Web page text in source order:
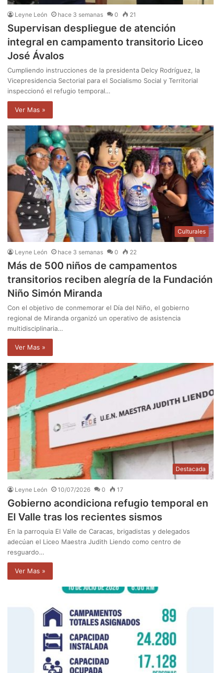
Leyne León hace 3 semanas 0 21
Supervisan despliegue de atención
integral en campamento transitorio Liceo
José Ávalos
Cumpliendo instrucciones de la presidenta Delcy Rodríguez, la
Vicepresidencia Sectorial para el Socialismo Social y Territorial
inspeccionó el refugio temporal…
Ver Mas »
Culturales
Leyne León hace 3 semanas 0 22
Más de 500 niños de campamentos
transitorios reciben alegría de la Fundación
Niño Simón Miranda
Con el objetivo de conmemorar el Día del Niño, el gobierno
regional de Miranda organizó un operativo de asistencia
multidisciplinaria…
Ver Mas »
Destacada
Leyne León 10/07/2026 0 17
Gobierno acondiciona refugio temporal en
El Valle tras los recientes sismos
En la parroquia El Valle de Caracas, brigadistas y delegados
adecúan el Liceo Maestra Judith Liendo como centro de
resguardo…
Ver Mas »